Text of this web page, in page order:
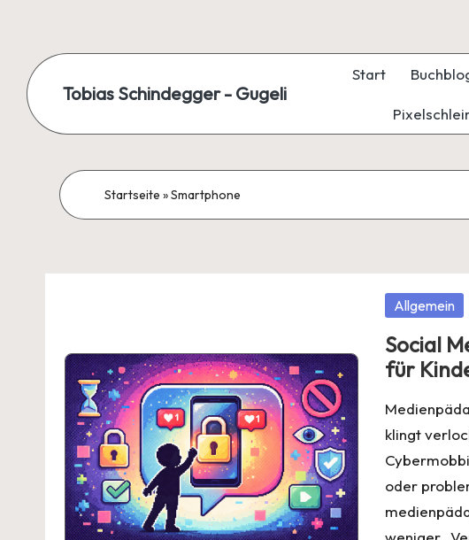
content
Tobias Schindegger - Gugeli
Start
Startseite »Smartphone
Posted
Allgemein
Social
für
klingt
oder